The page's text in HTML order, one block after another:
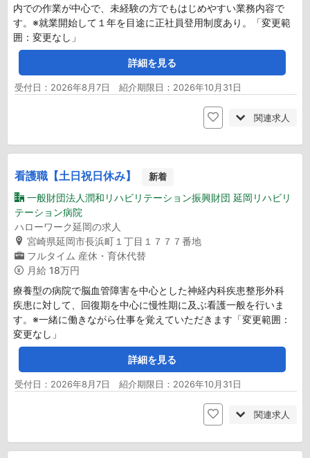
内での作業が中心で、未経験の方でもはじめやすい業務内容で
す。※就業開始して１年を目途に正社員登用制度あり。「変更範
囲：変更なし」
詳細を見る
受付日：2026年8月7日 紹介期限日：2026年10月31日
関連求人
看護職【土日祝日休み】 新着
一般財団法人潤和リハビリテーション振興財団 延岡リハビリ
テーション病院
ハローワーク延岡の求人
宮崎県延岡市長浜町１丁目１７７７番地
フルタイム 産休・育休代替
月給 18万円
療養型の病院で脳血管障害を中心とした神経内科疾患整形外科
疾患に対して、回復期を中心に慢性期に及ぶ看護一般を行いま
す。※一緒に働きながら仕事を覚えていただきます「変更範囲：
変更なし」
詳細を見る
受付日：2026年8月7日 紹介期限日：2026年10月31日
関連求人